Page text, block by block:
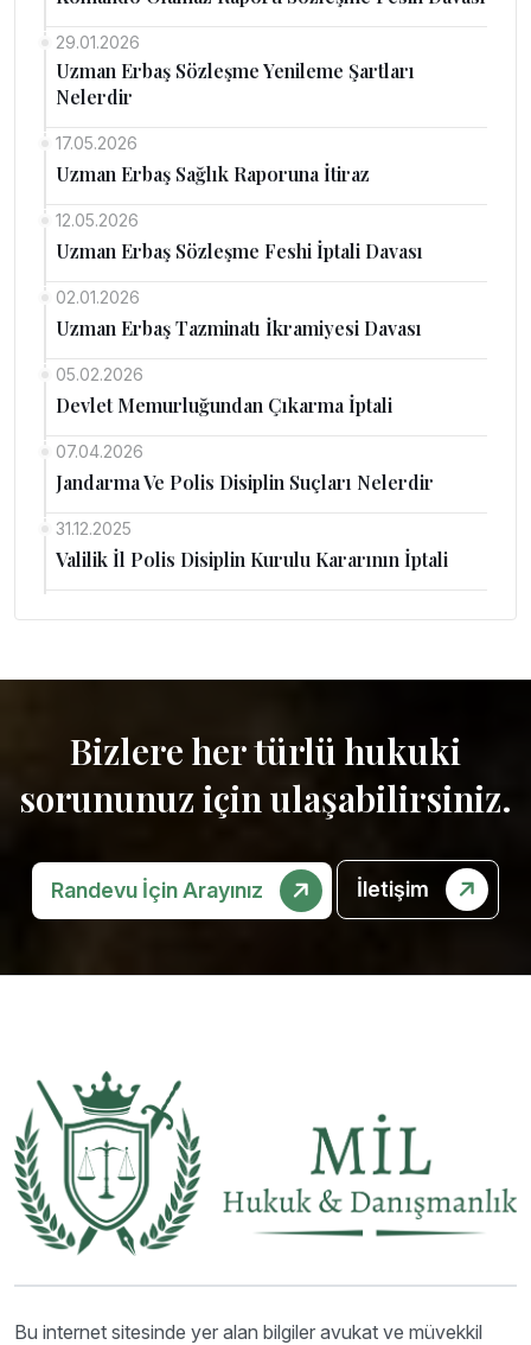
29.01.2026
Uzman Erbaş Sözleşme Yenileme Şartları
Nelerdir
17.05.2026
Uzman Erbaş Sağlık Raporuna İtiraz
12.05.2026
Uzman Erbaş Sözleşme Feshi İptali Davası
02.01.2026
Uzman Erbaş Tazminatı İkramiyesi Davası
05.02.2026
Devlet Memurluğundan Çıkarma İptali
07.04.2026
Jandarma Ve Polis Disiplin Suçları Nelerdir
31.12.2025
Valilik İl Polis Disiplin Kurulu Kararının İptali
Bizlere her türlü hukuki
sorununuz için ulaşabilirsiniz.
Randevu İçin Arayınız İletişim
Bu internet sitesinde yer alan bilgiler avukat ve müvekkil